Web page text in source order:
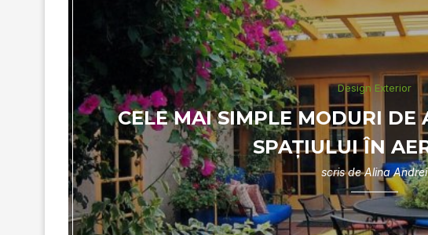
Design Exterior
CELE MAI SIMPLE MODURI DE
SPAȚIULUI ÎN
scris deAlina Andrei